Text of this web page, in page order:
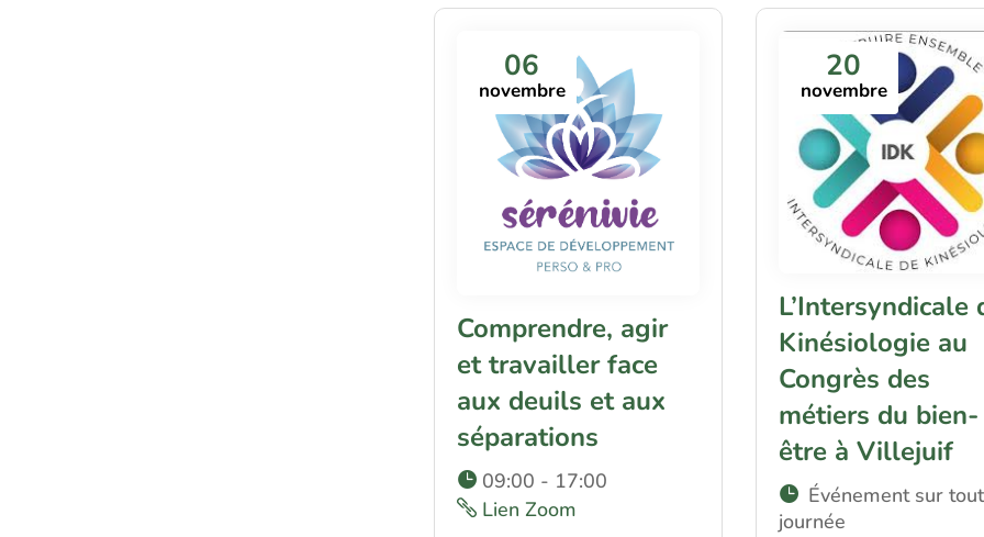
06
novembre
Comprendre, agir
et travailler face
aux deuils et aux
séparations
09:00 - 17:00
Lien Zoom
20
novembre
L’Intersyndicale
Kinésiologie au
Congrès des
métiers du bien-
être à Villejuif
Événement sur
journée